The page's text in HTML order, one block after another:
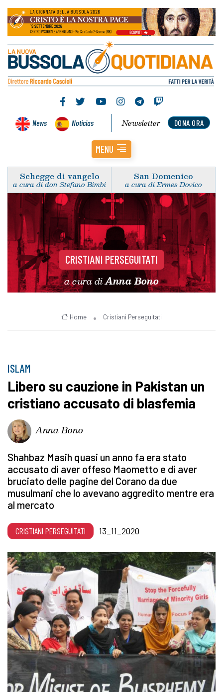
News Noticias DONA ORA
Newsletter
MENU
Schegge di vangelo
a cura di don Stefano Bimbi
San Domenico
a cura di Ermes Dovico
CRISTIANI PERSEGUITATI
a cura diAnna Bono
Home Cristiani Perseguitati
ISLAM
Libero su cauzione in Pakistan un
cristiano accusato di blasfemia
Anna Bono
Shahbaz Masih quasi un anno fa era stato
accusato di aver offeso Maometto e di aver
bruciato delle pagine del Corano da due
musulmani che lo avevano aggredito mentre era
al mercato
CRISTIANI PERSEGUITATI 13_11_2020